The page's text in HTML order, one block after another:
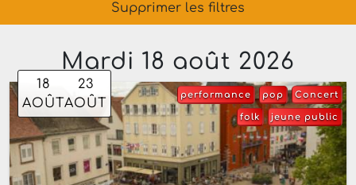
Supprimer les filtres
Mardi 18 août 2026
18
AOÛT
23
AOÛT
Concert
pop
performance
jeune public
folk